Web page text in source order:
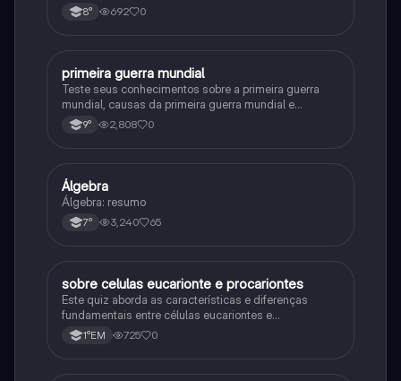
8° 692 0
História
primeira guerra mundial
Teste seus conhecimentos sobre a primeira guerra
mundial, causas da primeira guerra mundial e
consequências da Primeira Guerra Mundial, fases da
primeira guerra mundial
9° 2,808 0
Matematica
Álgebra
Álgebra: resumo
7° 3,240 65
Biologia
sobre celulas eucarionte e procariontes
Este quiz aborda as características e diferenças
fundamentais entre células eucariontes e
procariontes.
1°EM 725 0